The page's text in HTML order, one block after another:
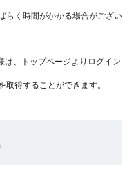
らく時間がかかる場合がござい
、トップページよりログイン
得することができます。